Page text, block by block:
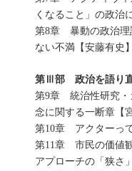
くなること」の政治
第8章 暴動の政治
ない不満【安藤有史】
第Ⅲ部 政治を語り
第9章 統治性研究・
念に関する一断章【
第10章 アクターっ
第11章 市民の価値
アプローチの「狭さ